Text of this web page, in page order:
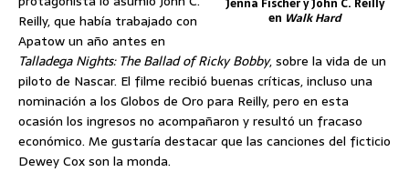
en Walk Hard
Reilly, que había trabajado con
Apatow un año antes en
Talladega Nights: The Ballad of Ricky Bobby, sobre la vida de un
piloto de Nascar. El filme recibió buenas críticas, incluso una
nominación a los Globos de Oro para Reilly, pero en esta
ocasión los ingresos no acompañaron y resultó un fracaso
económico. Me gustaría destacar que las canciones del ficticio
Dewey Cox son la monda.